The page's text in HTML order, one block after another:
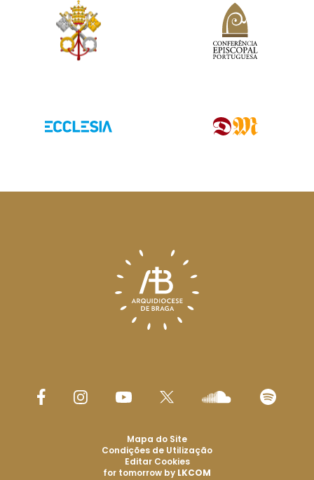
Mapa do Site
Condições de Utilização
Editar Cookies
for tomorrow by LKCOM